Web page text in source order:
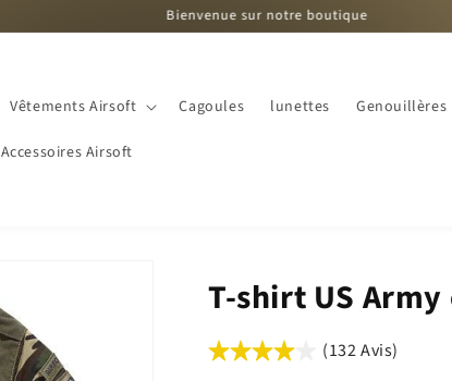
Bienvenue sur notre boutique
Vêtements Airsoft Cagoules lunettes Genouillères
Accessoires Airsoft
T-shirt US
(132 Avis)